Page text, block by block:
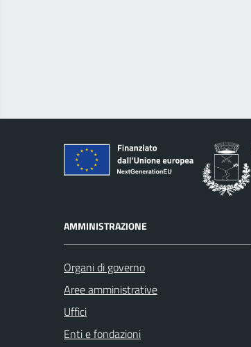
AMMINISTRAZIONE
Organi di governo
Aree amministrative
Uffici
Enti e fondazioni